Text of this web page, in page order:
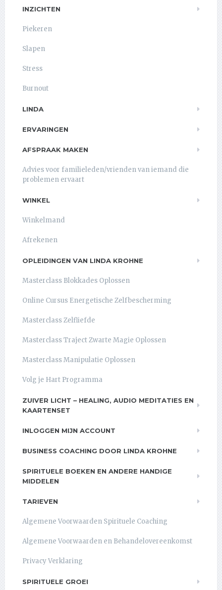
INZICHTEN
Piekeren
Slapen
Stress
Burnout
LINDA
ERVARINGEN
AFSPRAAK MAKEN
Advies voor familieleden/vrienden van iemand die
problemen ervaart
WINKEL
Winkelmand
Afrekenen
OPLEIDINGEN VAN LINDA KROHNE
Masterclass Blokkades Oplossen
Online Cursus Energetische Zelfbescherming
Masterclass Zelfliefde
Masterclass Traject Zwarte Magie Oplossen
Masterclass Manipulatie Oplossen
Volg je Hart Programma
ZUIVER LICHT – HEALING, AUDIO MEDITATIES EN
KAARTENSET
INLOGGEN MIJN ACCOUNT
BUSINESS COACHING DOOR LINDA KROHNE
SPIRITUELE BOEKEN EN ANDERE HANDIGE
MIDDELEN
TARIEVEN
Algemene Voorwaarden Spirituele Coaching
Algemene Voorwaarden en Behandelovereenkomst
Privacy Verklaring
SPIRITUELE GROEI